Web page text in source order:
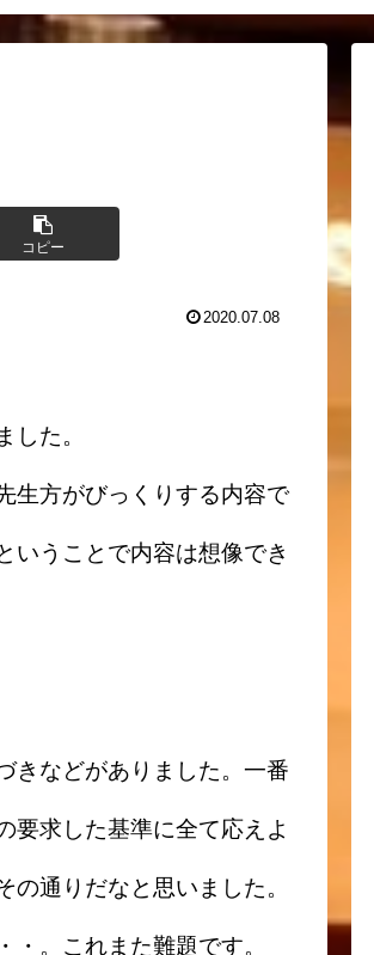
コピー
2020.07.08
た。
生方がびっくりする内容で
いうことで内容は想像でき
きなどがありました。一番
要求した基準に全て応えよ
通りだなと思いました。
。これまた難題です。